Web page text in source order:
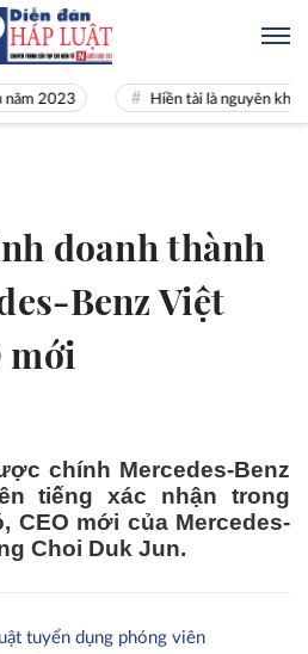
Hiền tài là nguyên khí Quốc
doanh thành
Benz Việt
mới
chính Mercedes-Benz
tiếng xác nhận trong
CEO mới của Mercedes-
Choi Duk Jun.
tuyển dụng phóng viên